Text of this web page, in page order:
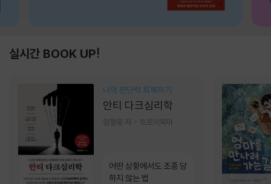
실시간 BOOK UP!
나의 판단력 회복하기
안티 다크심리학
임철웅 저 트로이목마
어떤 상황에서도 조종 당
하지 않는 법